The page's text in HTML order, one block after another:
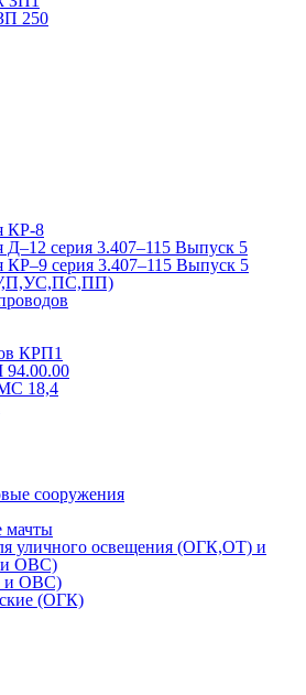
250
КР‑8
Д–12 серия 3.407–115 Выпуск 5
КР–9 серия 3.407–115 Выпуск 5
КРП1
18,4
сооружения
мачты
уличного освещения (ОГК,ОТ) и
и ОВС)
и ОВС)
(ОГК)